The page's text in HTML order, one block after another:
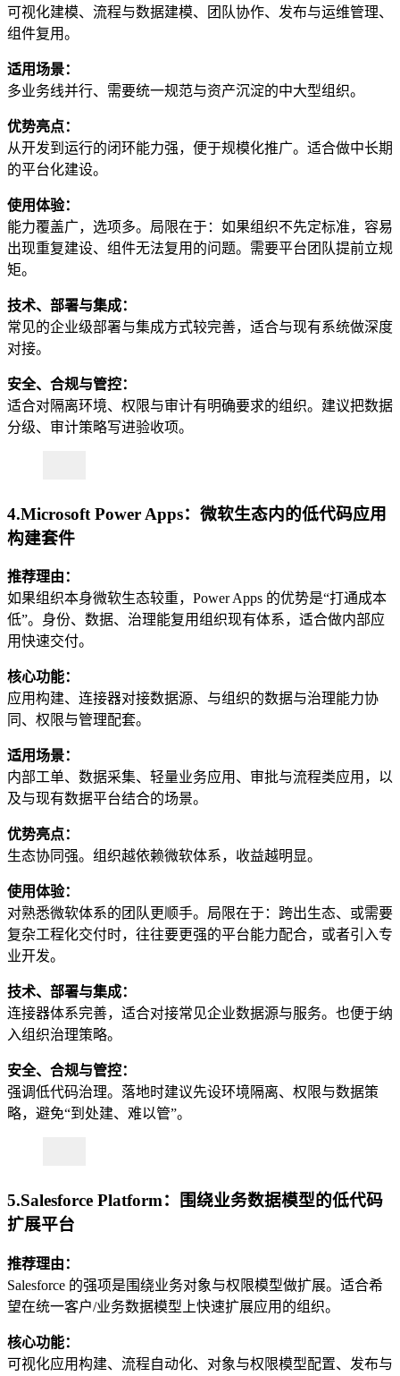
可视化建模、流程与数据建模、团队协作、发布与运维管理、
组件复用。
适用场景：
多业务线并行、需要统一规范与资产沉淀的中大型组织。
优势亮点：
从开发到运行的闭环能力强，便于规模化推广。适合做中长期
的平台化建设。
使用体验：
能力覆盖广，选项多。局限在于：如果组织不先定标准，容易
出现重复建设、组件无法复用的问题。需要平台团队提前立规
矩。
技术、部署与集成：
常见的企业级部署与集成方式较完善，适合与现有系统做深度
对接。
安全、合规与管控：
适合对隔离环境、权限与审计有明确要求的组织。建议把数据
分级、审计策略写进验收项。
4.Microsoft Power Apps：微软生态内的低代码应用
构建套件
推荐理由：
如果组织本身微软生态较重，Power Apps 的优势是“打通成本
低”。身份、数据、治理能复用组织现有体系，适合做内部应
用快速交付。
核心功能：
应用构建、连接器对接数据源、与组织的数据与治理能力协
同、权限与管理配套。
适用场景：
内部工单、数据采集、轻量业务应用、审批与流程类应用，以
及与现有数据平台结合的场景。
优势亮点：
生态协同强。组织越依赖微软体系，收益越明显。
使用体验：
对熟悉微软体系的团队更顺手。局限在于：跨出生态、或需要
复杂工程化交付时，往往要更强的平台能力配合，或者引入专
业开发。
技术、部署与集成：
连接器体系完善，适合对接常见企业数据源与服务。也便于纳
入组织治理策略。
安全、合规与管控：
强调低代码治理。落地时建议先设环境隔离、权限与数据策
略，避免“到处建、难以管”。
5.Salesforce Platform：围绕业务数据模型的低代码
扩展平台
推荐理由：
Salesforce 的强项是围绕业务对象与权限模型做扩展。适合希
望在统一客户/业务数据模型上快速扩展应用的组织。
核心功能：
可视化应用构建、流程自动化、对象与权限模型配置、发布与